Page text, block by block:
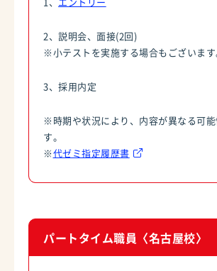
2、説明会、面接(2回)
※小テストを実施する場合もございます
3、採用内定
※時期や状況により、内容が異なる可
す。
※代ゼミ指定履歴書
パートタイム職員〈名古屋校〉